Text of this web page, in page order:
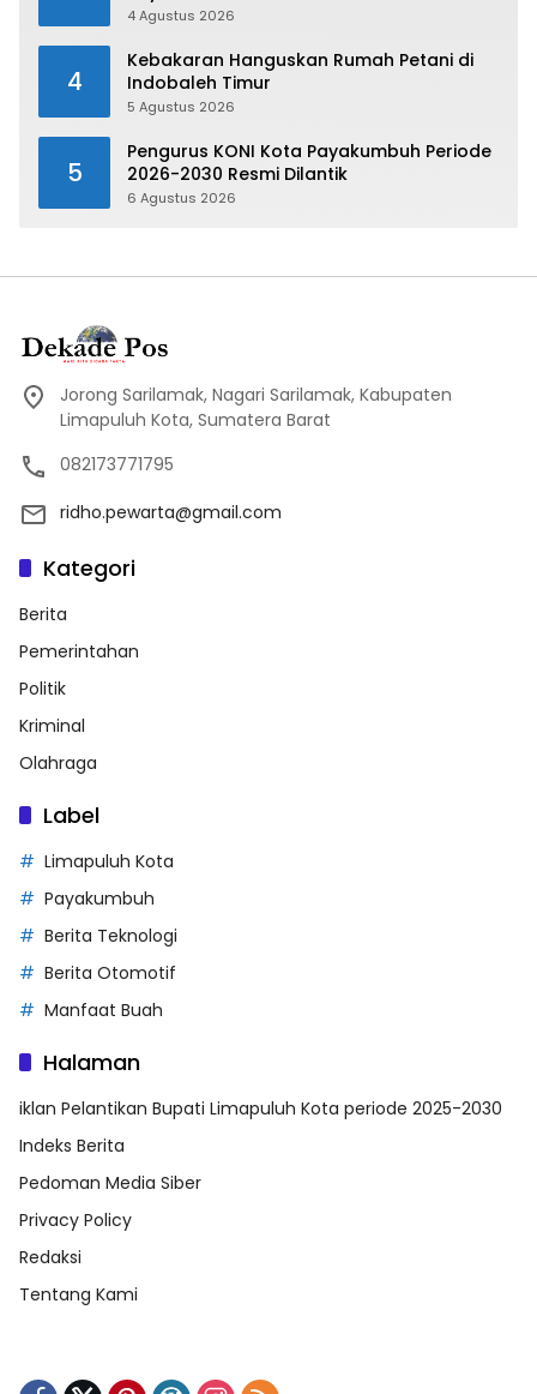
Payakumbuh 2026
4 Agustus 2026
4
Kebakaran Hanguskan Rumah Petani di
Indobaleh Timur
5 Agustus 2026
5
Pengurus KONI Kota Payakumbuh Periode
2026-2030 Resmi Dilantik
6 Agustus 2026
Jorong Sarilamak, Nagari Sarilamak, Kabupaten
Limapuluh Kota, Sumatera Barat
082173771795
ridho.pewarta@gmail.com
Kategori
Berita
Pemerintahan
Politik
Kriminal
Olahraga
Label
Limapuluh Kota
Payakumbuh
Berita Teknologi
Berita Otomotif
Manfaat Buah
Halaman
iklan Pelantikan Bupati Limapuluh Kota periode 2025-2030
Indeks Berita
Pedoman Media Siber
Privacy Policy
Redaksi
Tentang Kami